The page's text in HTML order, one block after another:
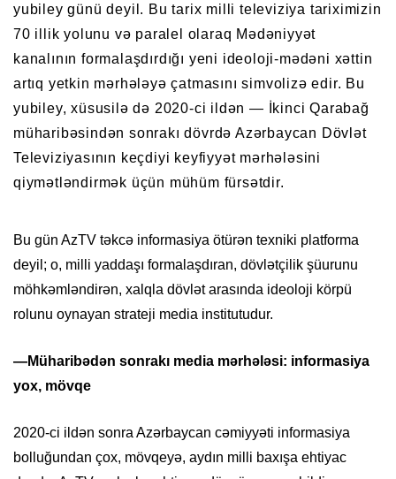
yubiley günü deyil. Bu tarix milli televiziya tariximizin
70 illik yolunu və paralel olaraq Mədəniyyət
kanalının formalaşdırdığı yeni ideoloji-mədəni xəttin
artıq yetkin mərhələyə çatmasını simvolizə edir. Bu
yubiley, xüsusilə də 2020-ci ildən — İkinci Qarabağ
müharibəsindən sonrakı dövrdə Azərbaycan Dövlət
Televiziyasının keçdiyi keyfiyyət mərhələsini
qiymətləndirmək üçün mühüm fürsətdir.
Bu gün AzTV təkcə informasiya ötürən texniki platforma
deyil; o, milli yaddaşı formalaşdıran, dövlətçilik şüurunu
möhkəmləndirən, xalqla dövlət arasında ideoloji körpü
rolunu oynayan strateji media institutudur.
—Müharibədən sonrakı media mərhələsi: informasiya
yox, mövqe
2020-ci ildən sonra Azərbaycan cəmiyyəti informasiya
bolluğundan çox, mövqeyə, aydın milli baxışa ehtiyac